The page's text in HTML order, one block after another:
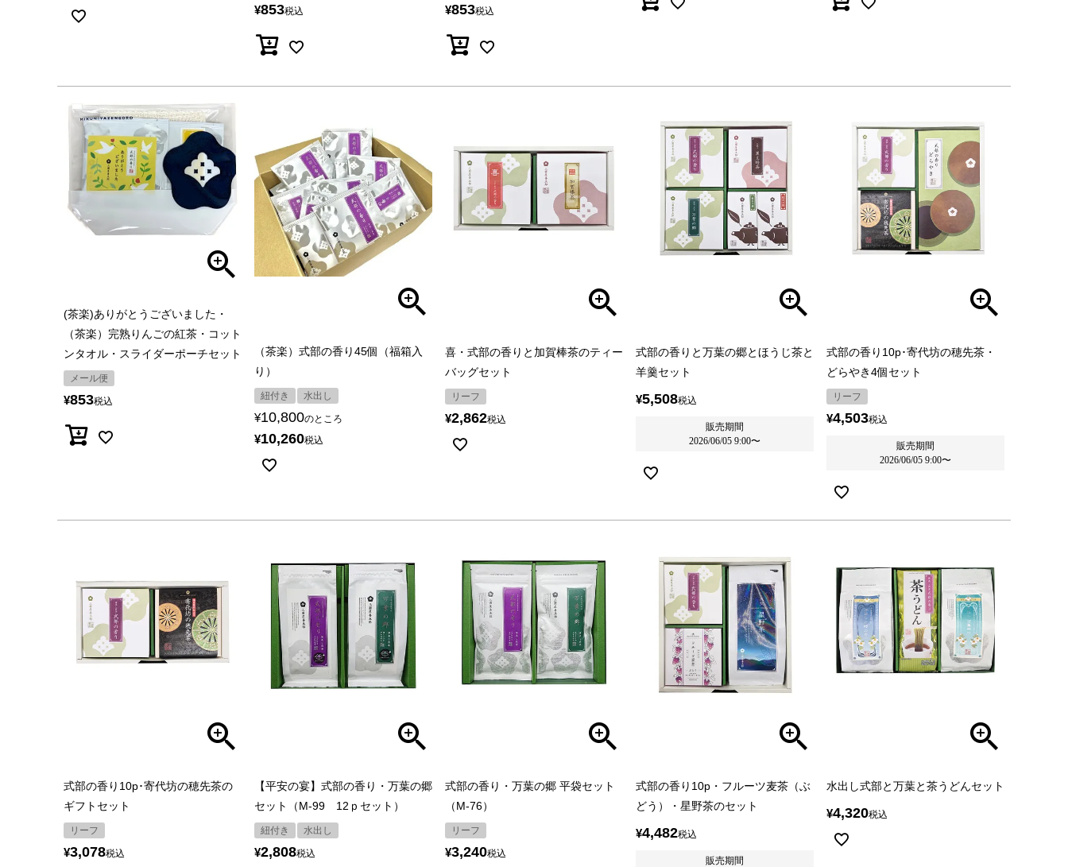
¥853税込 ¥853税込
(茶楽)ありがとうございました・
（茶楽）完熟りんごの紅茶・コット
ンタオル・スライダーポーチセット
メール便
¥853税込
（茶楽）式部の香り45個（福箱入
り）
紐付き 水出し
¥10,800のところ
¥10,260税込
喜・式部の香りと加賀棒茶のティー
バッグセット
リーフ
¥2,862税込
式部の香りと万葉の郷とほうじ茶と
羊羹セット
¥5,508税込
販売期間
2026/06/05 9:00〜
式部の香り10p･寄代坊の穂先茶・
どらやき4個セット
リーフ
¥4,503税込
販売期間
2026/06/05 9:00〜
式部の香り10p･寄代坊の穂先茶の
ギフトセット
リーフ
¥3,078税込
【平安の宴】式部の香り・万葉の郷
セット（M-99 12ｐセット）
紐付き 水出し
¥2,808税込
式部の香り・万葉の郷 平袋セット
（M-76）
リーフ
¥3,240税込
式部の香り10p・フルーツ麦茶（ぶ
どう）・星野茶のセット
¥4,482税込
販売期間
水出し式部と万葉と茶うどんセット
¥4,320税込